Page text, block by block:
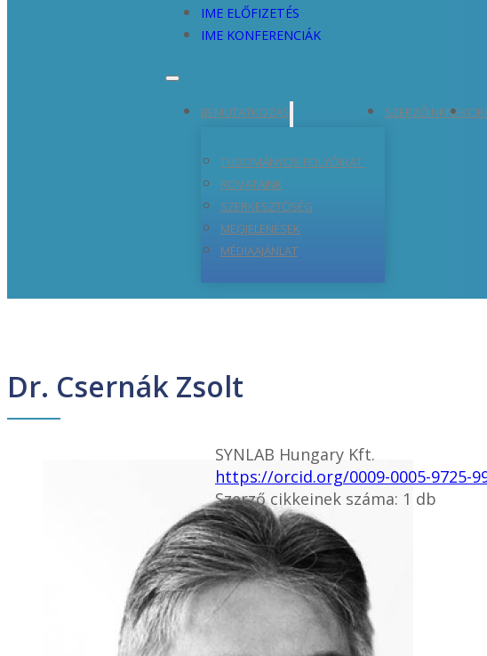
IME ELŐFIZETÉS
IME KONFERENCIÁK
BEMUTATKOZÁS
TUDOMÁNYOS FOLYÓIRAT
ROVATAINK
SZERKESZTŐSÉG
MEGJELENÉSEK
MÉDIAAJÁNLAT
SZERZŐINKNEK
Dr. Csernák Zsolt
SYNLAB Hungary Kft.
https://orcid.org/0009-0005-9725-
Szerző cikkeinek száma: 1 db